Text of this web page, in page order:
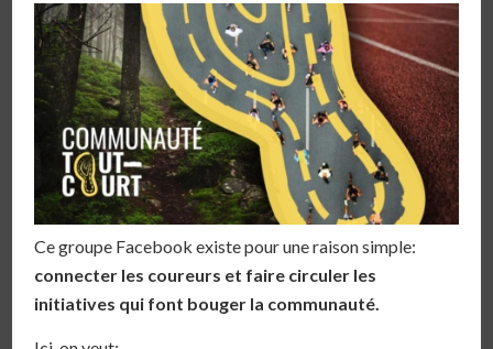
Ce groupe Facebook existe pour une raison simple:
connecter les coureurs et faire circuler les
initiatives qui font bouger la communauté.